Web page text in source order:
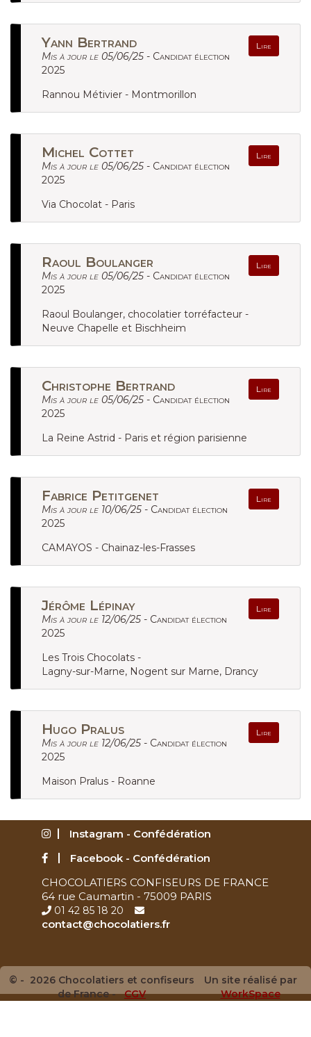
Yann Bertrand Lire
Mis à jour le 05/06/25 - Candidat élection
2025
Rannou Métivier - Montmorillon
Michel Cottet Lire
Mis à jour le 05/06/25 - Candidat élection
2025
Via Chocolat - Paris
Raoul Boulanger Lire
Mis à jour le 05/06/25 - Candidat élection
2025
Raoul Boulanger, chocolatier torréfacteur -
Neuve Chapelle et Bischheim
Christophe Bertrand Lire
Mis à jour le 05/06/25 - Candidat élection
2025
La Reine Astrid - Paris et région parisienne
Fabrice Petitgenet Lire
Mis à jour le 10/06/25 - Candidat élection
2025
CAMAYOS - Chainaz-les-Frasses
Jérôme Lépinay Lire
Mis à jour le 12/06/25 - Candidat élection
2025
Les Trois Chocolats -
Lagny-sur-Marne, Nogent sur Marne, Drancy
Hugo Pralus Lire
Mis à jour le 12/06/25 - Candidat élection
2025
Maison Pralus - Roanne
Instagram - Confédération
Facebook - Confédération
CHOCOLATIERS CONFISEURS DE FRANCE
64 rue Caumartin - 75009 PARIS
01 42 85 18 20
contact@chocolatiers.fr
© - 2026 Chocolatiers et confiseurs
de France -CGV
Un site réalisé par
WorkSpace